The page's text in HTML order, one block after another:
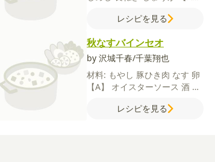
豆板醤おろしにんにく
油パクチー
レシピを見る
秋なすバインセオ
by 沢城千春/千葉翔也
材料: もやし 豚ひき肉 なす 卵
【A】 オイスターソース 酒 酢
しょうゆ牛乳片栗粉サラダ油
レシピを見る